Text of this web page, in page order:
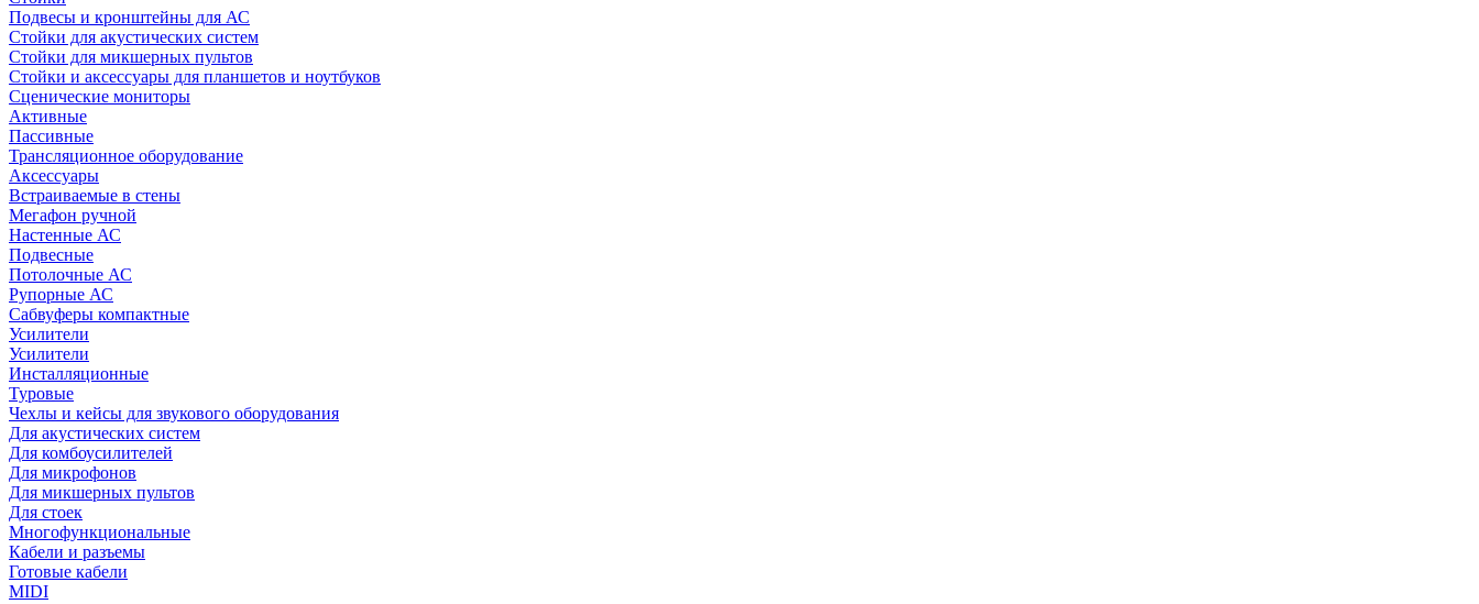
Подвесы и кронштейны для АС
Стойки для акустических систем
Стойки для микшерных пультов
Стойки и аксессуары для планшетов и ноутбуков
Сценические мониторы
Активные
Пассивные
Трансляционное оборудование
Аксессуары
Встраиваемые в стены
Мегафон ручной
Настенные АС
Подвесные
Потолочные АС
Рупорные АС
Сабвуферы компактные
Усилители
Усилители
Инсталляционные
Туровые
Чехлы и кейсы для звукового оборудования
Для акустических систем
Для комбоусилителей
Для микрофонов
Для микшерных пультов
Для стоек
Многофункциональные
Кабели и разъемы
Готовые кабели
MIDI